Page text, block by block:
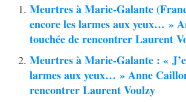
Meurtres à Marie-Galante
encore les larmes aux yeux… »
touchée de rencontrer Laurent
Meurtres à Marie-Galante : «
larmes aux yeux… » Anne
rencontrer Laurent Voulzy